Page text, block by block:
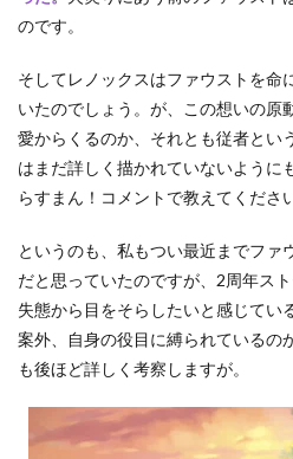
のです。
そしてレノックスはファウストを命
いたのでしょう。が、この想いの原
愛からくるのか、それとも従者とい
はまだ詳しく描かれていないように
らすまん！コメントで教えてくださ
というのも、私もつい最近までファ
だと思っていたのですが、2周年ス
失態から目をそらしたいと感じてい
案外、自身の役目に縛られているの
も後ほど詳しく考察しますが。